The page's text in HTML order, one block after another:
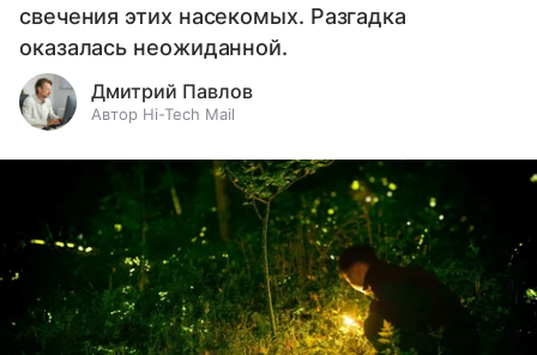
свечения этих насекомых. Разгадка
оказалась неожиданной.
Дмитрий Павлов
Автор Hi-Tech Mail